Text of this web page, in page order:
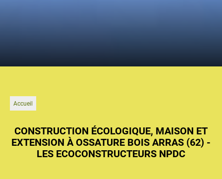
Accueil
CONSTRUCTION ÉCOLOGIQUE, MAISON ET
EXTENSION À OSSATURE BOIS ARRAS (62) -
LES ECOCONSTRUCTEURS NPDC